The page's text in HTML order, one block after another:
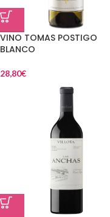
VINO TOMAS POSTIGO
BLANCO
28,80€